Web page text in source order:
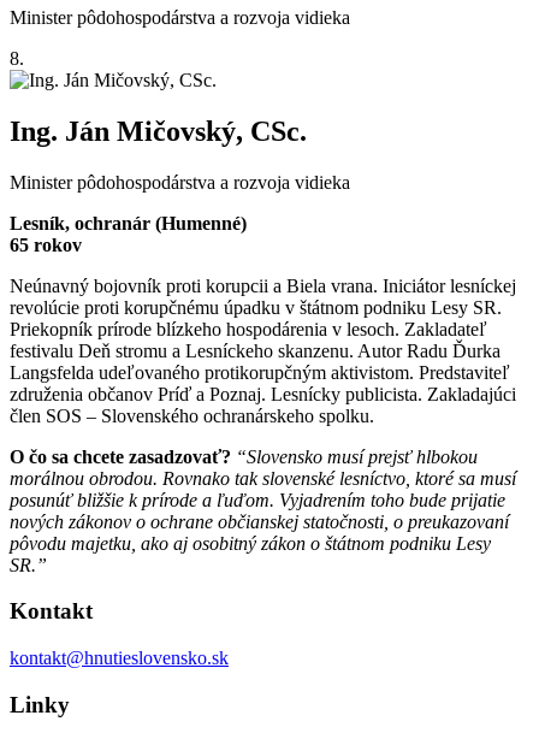
Minister pôdohospodárstva a rozvoja vidieka
8.
Ing. Ján Mičovský, CSc.
Minister pôdohospodárstva a rozvoja vidieka
Lesník, ochranár (Humenné)
65 rokov
Neúnavný bojovník proti korupcii a Biela vrana. Iniciátor lesníckej
revolúcie proti korupčnému úpadku v štátnom podniku Lesy SR.
Priekopník prírode blízkeho hospodárenia v lesoch. Zakladateľ
festivalu Deň stromu a Lesníckeho skanzenu. Autor Radu Ďurka
Langsfelda udeľovaného protikorupčným aktivistom. Predstaviteľ
združenia občanov Príď a Poznaj. Lesnícky publicista. Zakladajúci
člen SOS – Slovenského ochranárskeho spolku.
O čo sa chcete zasadzovať? “Slovensko musí prejsť hlbokou
morálnou obrodou. Rovnako tak slovenské lesníctvo, ktoré sa musí
posunúť bližšie k prírode a ľuďom. Vyjadrením toho bude prijatie
nových zákonov o ochrane občianskej statočnosti, o preukazovaní
pôvodu majetku, ako aj osobitný zákon o štátnom podniku Lesy
SR.”
Kontakt
kontakt@hnutieslovensko.sk
Linky